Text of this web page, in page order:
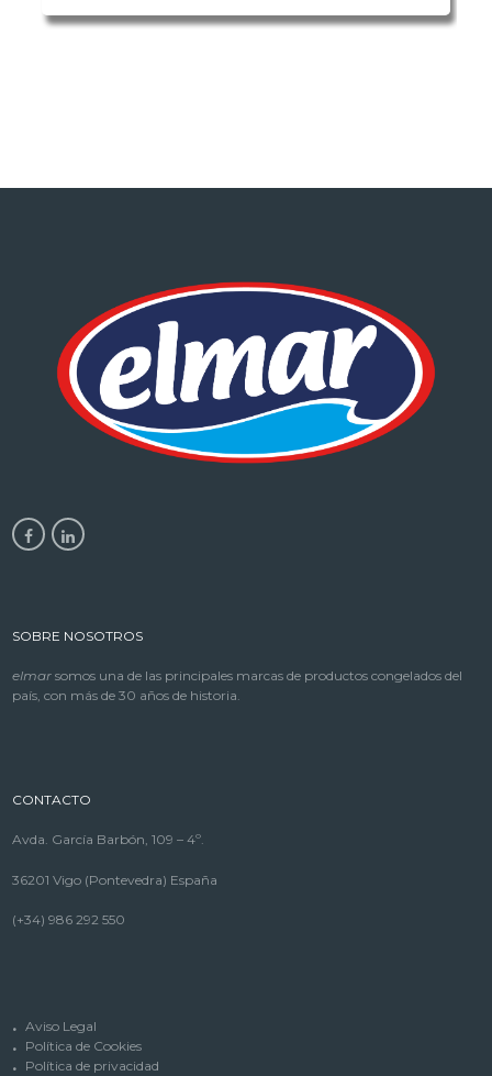
SOBRE NOSOTROS
elmar somos una de las principales marcas de productos congelados del
país, con más de 30 años de historia.
CONTACTO
Avda. García Barbón, 109 – 4º.
36201 Vigo (Pontevedra) España
(+34) 986 292 550
Aviso Legal
Política de Cookies
Política de privacidad